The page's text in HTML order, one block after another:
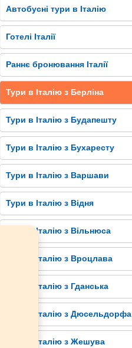
Автобусні тури в Італію
Готелі Італії
Раннє бронювання Італії
Тури в Італію з Берліна
Тури в Італію з Будапешту
Тури в Італію з Бухаресту
Тури в Італію з Варшави
Тури в Італію з Відня
Тури в Італію з Вільнюса
Тури в Італію з Вроцлава
Тури в Італію з Гданська
Тури в Італію з Дюсельдорфа
Тури в Італію з Жешува